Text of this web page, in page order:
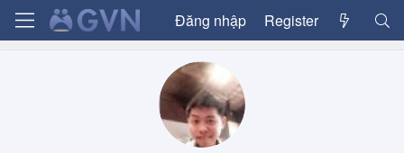
Đăng nhập Register